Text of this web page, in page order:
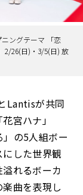
ニングテーマ 「恋
2/26(日)・3/5(日) 放
Lantisが共同
宮ハナ」
」の5人組ボー
した世界観
れるボーカ
曲を表現し